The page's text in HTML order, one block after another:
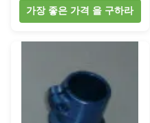
가장 좋은 가격 을 구하라